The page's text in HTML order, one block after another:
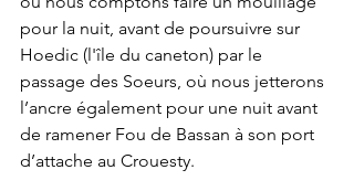
pour la nuit, avant de poursuivre sur
Hoedic (l'île du caneton) par le
passage des Soeurs, où nous jetterons
l’ancre également pour une nuit avant
de ramener Fou de Bassan à son port
d’attache au Crouesty.